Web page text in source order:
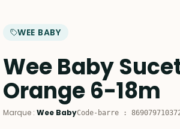
WEE BABY
Wee Baby
Orange 6-18m
Marque : Wee BabyCode-barre :